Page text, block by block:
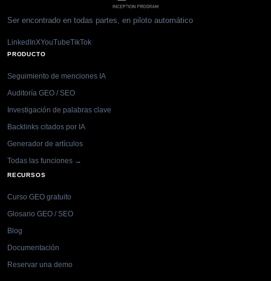
Ser encontrado en todas partes, en piloto automático
LinkedInXYouTubeTikTok
PRODUCTO
Seguimiento de menciones IA
Auditoría GEO / SEO
Investigación de palabras clave
Backlinks citados por IA
Generador de artículos
Todas las funciones →
RECURSOS
Curso GEO gratuito
Glosario GEO / SEO
Blog
Documentación
Reservar una demo